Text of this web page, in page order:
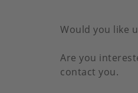
Would you like
Are you
contact you.